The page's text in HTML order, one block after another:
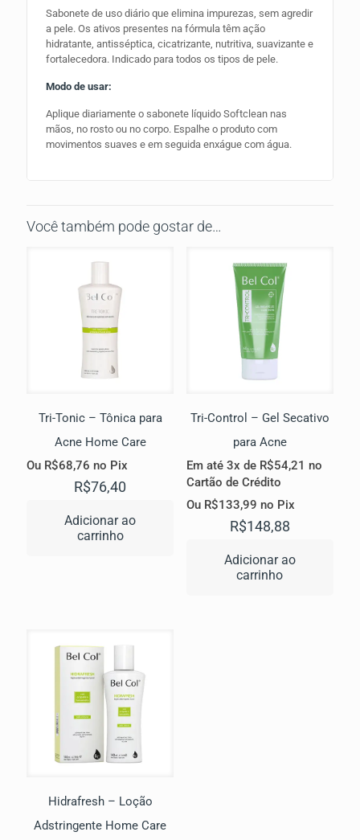
Sabonete de uso diário que elimina impurezas, sem agredir
a pele. Os ativos presentes na fórmula têm ação
hidratante, antisséptica, cicatrizante, nutritiva, suavizante e
fortalecedora. Indicado para todos os tipos de pele.
Modo de usar:
Aplique diariamente o sabonete líquido Softclean nas
mãos, no rosto ou no corpo. Espalhe o produto com
movimentos suaves e em seguida enxágue com água.
Você também pode gostar de…
Tri-Tonic – Tônica para
Acne Home Care
Ou R$68,76 no Pix
R$76,40
Adicionar ao
carrinho
Tri-Control – Gel Secativo
para Acne
Em até 3x de R$54,21 no
Cartão de Crédito
Ou R$133,99 no Pix
R$148,88
Adicionar ao
carrinho
Hidrafresh – Loção
Adstringente Home Care